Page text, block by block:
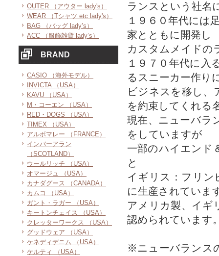
OUTER （アウター lady's）
WEAR （Tシャツ etc lady's）
BAG （バッグ lady’s）
ACC （服飾雑貨 lady’s）
BRAND
CASIO （海外モデル）
INVICTA （USA）
KAVU （USA）
M・コーエン （USA）
RED・DOGS （USA）
TIMEX （USA）
アルボマレー （FRANCE）
インバーアラン
（SCOTLAND）
ウールリッチ （USA）
オマージュ （USA）
カナダグース （CANADA）
カムコ （USA）
ガント・ラガー （USA）
キートンチェイス （USA）
クレッターワークス （USA）
グッドウェア （USA）
ケネディデニム （USA）
ケルティ （USA）
ランスという社名
１９６０年代には
家とともに開発し
カスタムメイドの
１９７０年代に入
るスニーカー作り
ビジネスを移し、
を約束してくれる
現在、ニューバラ
をしていますが
一部のハイエンド
と
イギリス：フリン
に生産されていま
アメリカ製、イギ
認められています
※ニューバランス